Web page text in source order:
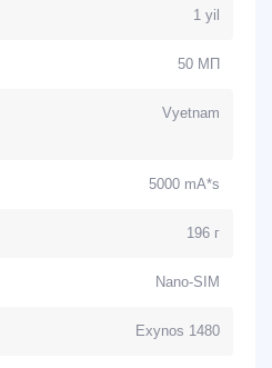
1 yil
50 МП
Vyetnam
5000 mA*s
196 г
Nano-SIM
Exynos 1480